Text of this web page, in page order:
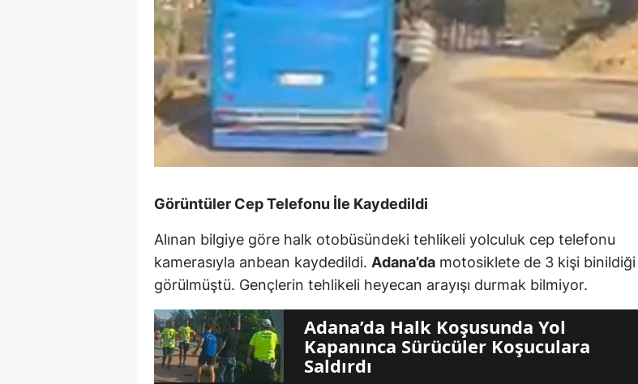
Görüntüler Cep Telefonu İle Kaydedildi
Alınan bilgiye göre halk otobüsündeki tehlikeli yolculuk cep telefonu
kamerasıyla anbean kaydedildi. Adana’da motosiklete de 3 kişi binildiği
görülmüştü. Gençlerin tehlikeli heyecan arayışı durmak bilmiyor.
Adana’da Halk Koşusunda Yol
Kapanınca Sürücüler Koşuculara
Saldırdı